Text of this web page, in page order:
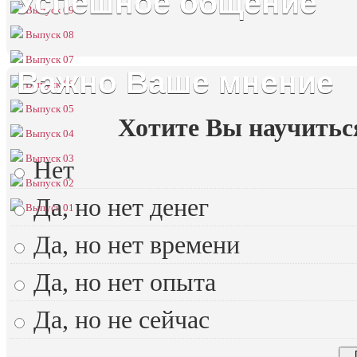
Выпуск 09
Выпуск 08
Выпуск 07
Выпуск 06
Выпуск 05
Выпуск 04
Выпуск 03
Выпуск 02
Выпуск 01
Важно Ваше мнение
Хотите Вы
Нет
Да, но нет денег
Да, но нет времени
Да, но нет опыта
Да, но не сейчас